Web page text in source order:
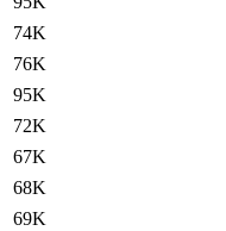
74K
76K
95K
72K
67K
68K
69K